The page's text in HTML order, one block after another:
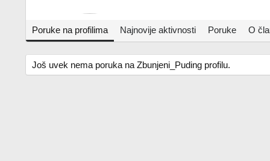
Poruke na profilima Najnovije aktivnosti Poruke O
Još uvek nema poruka na Zbunjeni_Puding profilu.